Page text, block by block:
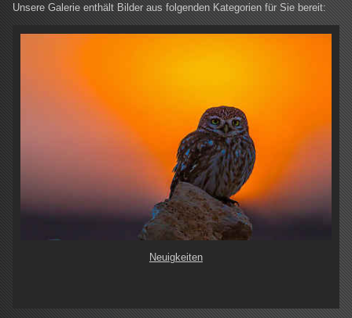
Unsere Galerie enthält Bilder aus folgenden Kategorien für Sie bereit:
Neuigkeiten